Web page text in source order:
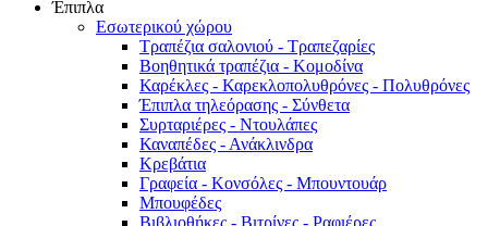
Έπιπλα
Εσωτερικού χώρου
Τραπέζια σαλονιού - Τραπεζαρίες
Βοηθητικά τραπέζια - Κομοδίνα
Καρέκλες - Καρεκλοπολυθρόνες - Πολυθρόνες
Έπιπλα τηλεόρασης - Σύνθετα
Συρταριέρες - Ντουλάπες
Καναπέδες - Ανάκλινδρα
Κρεβάτια
Γραφεία - Κονσόλες - Μπουντουάρ
Μπουφέδες
Βιβλιοθήκες - Βιτρίνες - Ραφιέρες